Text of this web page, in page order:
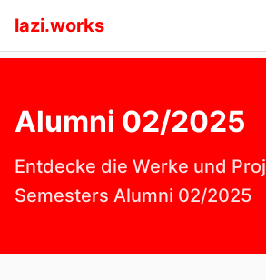
lazi.works
Alumni 02/2025
Entdecke die Werke und
Semesters Alumni 02/2025